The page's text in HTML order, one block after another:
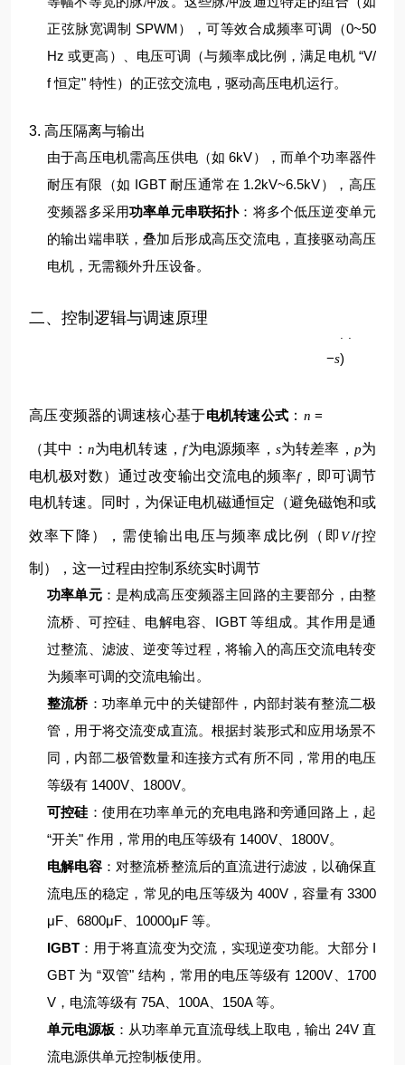
正弦脉宽调制 SPWM），可等效合成频率可调（0~50
Hz 或更高）、电压可调（与频率成比例，满足电机 “V/
f 恒定" 特性）的正弦交流电，驱动高压电机运行。
3. 高压隔离与输出
由于高压电机需高压供电（如 6kV），而单个功率器件
耐压有限（如 IGBT 耐压通常在 1.2kV~6.5kV），高压
变频器多采用功率单元串联拓扑：将多个低压逆变单元
的输出端串联，叠加后形成高压交流电，直接驱动高压
电机，无需额外升压设备。
二、控制逻辑与调速原理
高压变频器的调速核心基于电机转速公式 ： n =
−s)
（其中： n为电机转速， f为电源频率， s为转差率， p为
电机极对数） 通过改变输出交流电的频率f，即可调节
电机转速。同时，为保证电机磁通恒定（避免磁饱和或
效率下降），需使输出电压与频率成比例（即 V /f控
制），这一过程由控制系统实时调节
功率单元：是构成高压变频器主回路的主要部分，由整
流桥、可控硅、电解电容、IGBT 等组成。其作用是通
过整流、滤波、逆变等过程，将输入的高压交流电转变
为频率可调的交流电输出。
整流桥：功率单元中的关键部件，内部封装有整流二极
管，用于将交流变成直流。根据封装形式和应用场景不
同，内部二极管数量和连接方式有所不同，常用的电压
等级有 1400V、1800V。
可控硅 ：使用在功率单元的充电电路和旁通回路上，起
“开关" 作用，常用的电压等级有 1400V、1800V。
电解电容：对整流桥整流后的直流进行滤波，以确保直
流电压的稳定，常见的电压等级为 400V，容量有 3300
μF、6800μF、10000μF 等。
IGBT ：用于将直流变为交流，实现逆变功能。大部分 I
GBT 为 “双管" 结构，常用的电压等级有 1200V、1700
V，电流等级有 75A、100A、150A 等。
单元电源板 ：从功率单元直流母线上取电，输出 24V 直
流电源供单元控制板使用。